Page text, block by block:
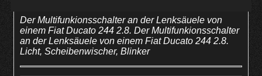
Der Multifunkionsschalter an der Lenksäuele von
einem Fiat Ducato 244 2.8. Der Multifunkionsschalter
an der Lenksäuele von einem Fiat Ducato 244 2.8.
Licht, Scheibenwischer, Blinker